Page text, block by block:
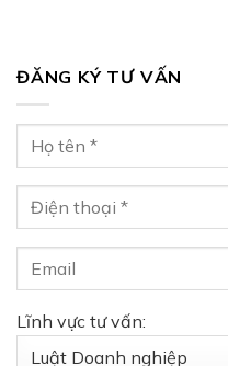
ĐĂNG KÝ TƯ VẤN
Lĩnh vực tư vấn: